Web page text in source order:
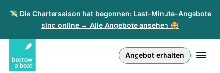
💸 Die Chartersaison hat begonnen: Last-Minute-Angebote
sind online → Alle Angebote ansehen 🤩
Angebot erhalten
Anmelden
English (UK)